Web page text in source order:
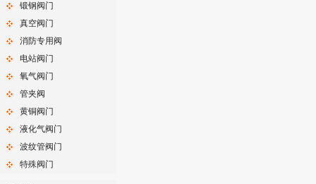
锻钢阀门
真空阀门
消防专用阀
电站阀门
氧气阀门
管夹阀
黄铜阀门
液化气阀门
波纹管阀门
特殊阀门